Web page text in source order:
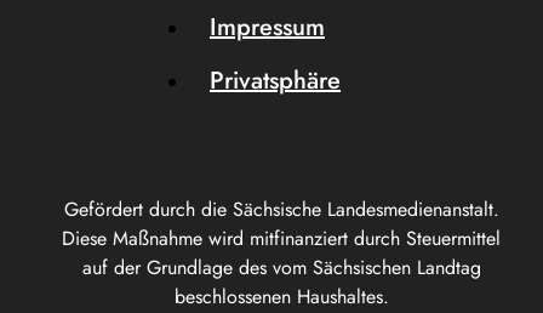
Gefördert durch die Sächsische Landesmedienanstalt.
Diese Maßnahme wird mitfinanziert durch Steuermittel
auf der Grundlage des vom Sächsischen Landtag
beschlossenen Haushaltes.
Impressum
Privatsphäre